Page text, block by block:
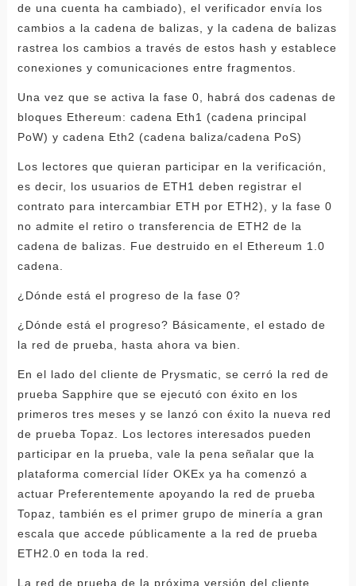
de una cuenta ha cambiado), el verificador envía los
cambios a la cadena de balizas, y la cadena de balizas
rastrea los cambios a través de estos hash y establece
conexiones y comunicaciones entre fragmentos.
Una vez que se activa la fase 0, habrá dos cadenas de
bloques Ethereum: cadena Eth1 (cadena principal
PoW) y cadena Eth2 (cadena baliza/cadena PoS)
Los lectores que quieran participar en la verificación,
es decir, los usuarios de ETH1 deben registrar el
contrato para intercambiar ETH por ETH2), y la fase 0
no admite el retiro o transferencia de ETH2 de la
cadena de balizas. Fue destruido en el Ethereum 1.0
cadena.
¿Dónde está el progreso de la fase 0?
¿Dónde está el progreso? Básicamente, el estado de
la red de prueba, hasta ahora va bien.
En el lado del cliente de Prysmatic, se cerró la red de
prueba Sapphire que se ejecutó con éxito en los
primeros tres meses y se lanzó con éxito la nueva red
de prueba Topaz. Los lectores interesados ​​​​pueden
participar en la prueba, vale la pena señalar que la
plataforma comercial líder OKEx ya ha comenzó a
actuar Preferentemente apoyando la red de prueba
Topaz, también es el primer grupo de minería a gran
escala que accede públicamente a la red de prueba
ETH2.0 en toda la red.
La red de prueba de la próxima versión del cliente